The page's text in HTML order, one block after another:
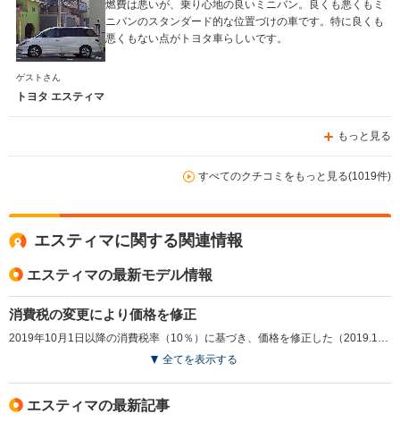
燃費は悪いが、乗り心地の良いミニバン。良くも悪くもミ
ニバンのスタンダード的な位置づけの車です。特に良くも
悪くもない点がトヨタ車らしいです。
ゲストさん
トヨタ エスティマ
もっと見る
すべてのクチコミをもっと見る(1019件)
エスティマに関する関連情報
エスティマの最新モデル情報
消費税の変更により価格を修正
全てを表示する
エスティマの最新記事